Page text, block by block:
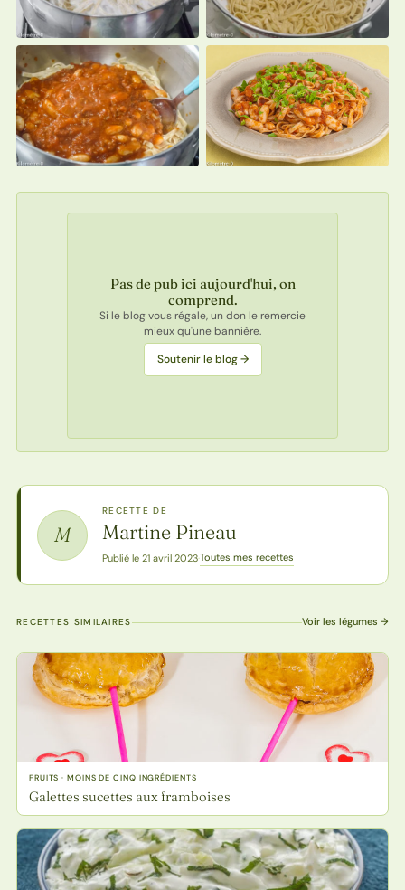
Pas de pub ici aujourd'hui, on
comprend.
Si le blog vous régale, un don le remercie
mieux qu'une bannière.
Soutenir le blog →
M
RECETTE DE
Martine Pineau
Publié le 21 avril 2023·Toutes mes recettes
RECETTES SIMILAIRES Voir les légumes →
FRUITS · MOINS DE CINQ INGRÉDIENTS
Galettes sucettes aux framboises